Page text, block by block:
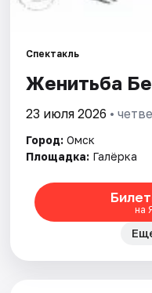
Спектакль
Женитьба
23 июля 2026 •
Город: Омск
Площадка: Галёрка
на